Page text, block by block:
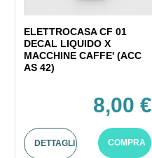
ELETTROCASA CF 01
DECAL LIQUIDO X
MACCHINE CAFFE' (ACC
AS 42)
8,00 €
DETTAGLI COMPRA